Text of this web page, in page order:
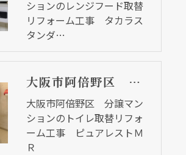
ションのレンジフード取替
リフォーム工事 タカラス
タンダ…
大阪市阿倍野区 分譲マンションのトイレ取替リフォーム工事 ピュアレストＭＲ
大阪市阿倍野区 分譲マン
ションのトイレ取替リフォ
ーム工事 ピュアレストＭ
Ｒ